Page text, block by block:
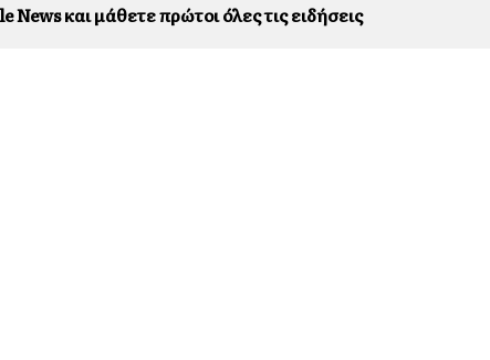
News και μάθετε πρώτοι όλες τις ειδήσεις